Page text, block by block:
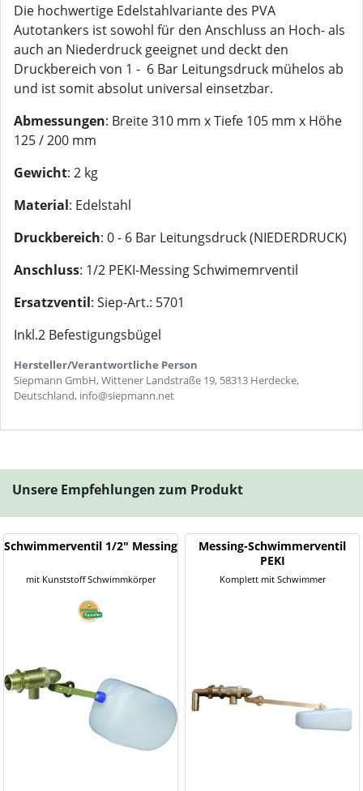
Die hochwertige Edelstahlvariante des PVA
Autotankers ist sowohl für den Anschluss an Hoch- als
auch an Niederdruck geeignet und deckt den
Druckbereich von 1 - 6 Bar Leitungsdruck mühelos ab
und ist somit absolut universal einsetzbar.
Abmessungen: Breite 310 mm x Tiefe 105 mm x Höhe
125 / 200 mm
Gewicht: 2 kg
Material: Edelstahl
Druckbereich: 0 - 6 Bar Leitungsdruck (NIEDERDRUCK)
Anschluss: 1/2 PEKI-Messing Schwimemrventil
Ersatzventil: Siep-Art.: 5701
Inkl.2 Befestigungsbügel
Hersteller/Verantwortliche Person
Siepmann GmbH, Wittener Landstraße 19, 58313 Herdecke,
Deutschland, info@siepmann.net
Unsere Empfehlungen zum Produkt
Schwimmerventil 1/2" Messing
mit Kunststoff Schwimmkörper
Messing-Schwimmerventil
PEKI
Komplett mit Schwimmer